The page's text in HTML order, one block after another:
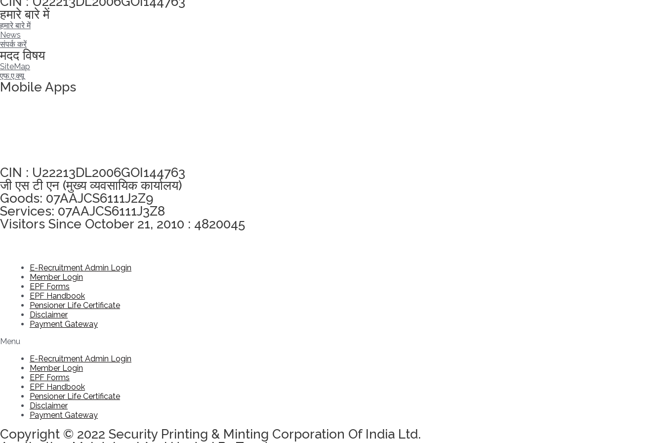
हमारे बारे में
हमारे बारे में
News
संपर्क करें
मदद विषय
SiteMap
एफ.ए.क्यू
Mobile Apps
CIN : U22213DL2006GOI144763
जी एस टी एन (मुख्य व्यवसायिक कार्यालय)
Goods: 07AAJCS6111J2Z9
Services: 07AAJCS6111J3Z8
Visitors Since October 21, 2010 : 4820045
E-Recruitment Admin Login
Member Login
EPF Forms
EPF Handbook
Pensioner Life Certificate
Disclaimer
Payment Gateway
Menu
E-Recruitment Admin Login
Member Login
EPF Forms
EPF Handbook
Pensioner Life Certificate
Disclaimer
Payment Gateway
Copyright © 2022 Security Printing & Minting Corporation Of India Ltd.